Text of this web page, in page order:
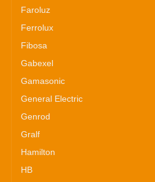
Faroluz
Ferrolux
Fibosa
Gabexel
Gamasonic
General Electric
Genrod
Gralf
Hamilton
HB